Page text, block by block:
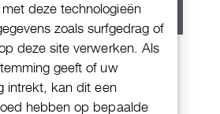
deze technologieën
zoals surfgedrag of
deze site verwerken. Als
geeft of uw
intrekt, kan dit een
hebben op bepaalde
Date